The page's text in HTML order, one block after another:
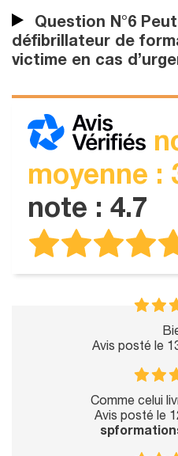
Question N°6
défibrillateur de
victime en cas
moyenne :
note : 4.7
Avis posté le
Comme celui
Avis posté le